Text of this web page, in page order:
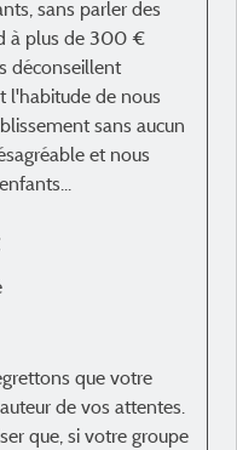
sans parler des
à plus de 300 €
déconseillent
l'habitude de nous
sans aucun
et nous
que votre
de vos attentes.
que, si votre groupe